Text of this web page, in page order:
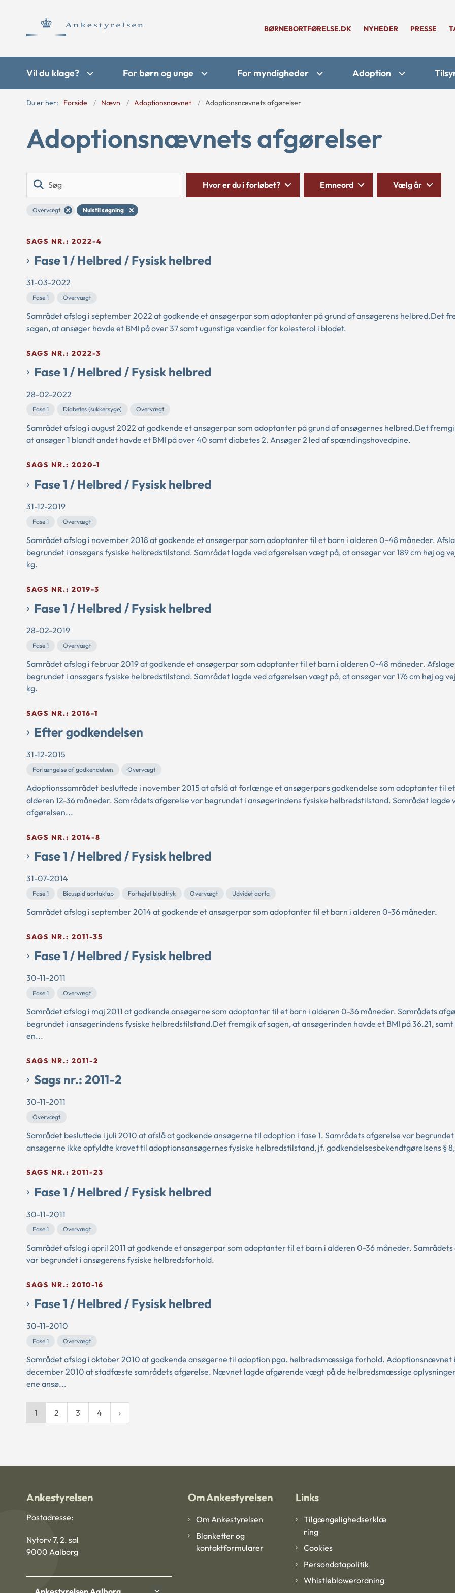
BØRNEBORTFØRELSE.DK NYHEDER PRESSE
Vil du klage? For børn og unge For myndigheder Adoption
Du er her: Forside Nævn Adoptionsnævnet Adoptionsnævnets afgørelser
Adoptionsnævnets afgørelser
Hvor er du i forløbet? Emneord Vælg år
Overvægt Nulstil søgning
SAGS NR.: 2022-4
Fase 1 / Helbred / Fysisk helbred
31-03-2022
Fase 1 Overvægt
Samrådet afslog i september 2022 at godkende et ansøgerpar som adoptanter på grund af ansøgerens helbred.Det
sagen, at ansøger havde et BMI på over 37 samt ugunstige værdier for kolesterol i blodet.
SAGS NR.: 2022-3
Fase 1 / Helbred / Fysisk helbred
28-02-2022
Fase 1 Diabetes (sukkersyge) Overvægt
Samrådet afslog i august 2022 at godkende et ansøgerpar som adoptanter på grund af ansøgernes helbred.Det
at ansøger 1 blandt andet havde et BMI på over 40 samt diabetes 2. Ansøger 2 led af spændingshovedpine.
SAGS NR.: 2020-1
Fase 1 / Helbred / Fysisk helbred
31-12-2019
Fase 1 Overvægt
Samrådet afslog i november 2018 at godkende et ansøgerpar som adoptanter til et barn i alderen 0-48 måneder.
begrundet i ansøgers fysiske helbredstilstand. Samrådet lagde ved afgørelsen vægt på, at ansøger var 189 cm høj og
kg.
SAGS NR.: 2019-3
Fase 1 / Helbred / Fysisk helbred
28-02-2019
Fase 1 Overvægt
Samrådet afslog i februar 2019 at godkende et ansøgerpar som adoptanter til et barn i alderen 0-48 måneder.
begrundet i ansøgers fysiske helbredstilstand. Samrådet lagde ved afgørelsen vægt på, at ansøger var 176 cm høj og
kg.
SAGS NR.: 2016-1
Efter godkendelsen
31-12-2015
Forlængelse af godkendelsen Overvægt
Adoptionssamrådet besluttede i november 2015 at afslå at forlænge et ansøgerpars godkendelse som adoptanter til
alderen 12-36 måneder. Samrådets afgørelse var begrundet i ansøgerindens fysiske helbredstilstand. Samrådet lagde
afgørelsen...
SAGS NR.: 2014-8
Fase 1 / Helbred / Fysisk helbred
31-07-2014
Fase 1 Bicuspid aortaklap Forhøjet blodtryk Overvægt Udvidet aorta
Samrådet afslog i september 2014 at godkende et ansøgerpar som adoptanter til et barn i alderen 0-36 måneder.
SAGS NR.: 2011-35
Fase 1 / Helbred / Fysisk helbred
30-11-2011
Fase 1 Overvægt
Samrådet afslog i maj 2011 at godkende ansøgerne som adoptanter til et barn i alderen 0-36 måneder. Samrådets
begrundet i ansøgerindens fysiske helbredstilstand.Det fremgik af sagen, at ansøgerinden havde et BMI på 36.21, samt
en...
SAGS NR.: 2011-2
Sags nr.: 2011-2
30-11-2011
Overvægt
Samrådet besluttede i juli 2010 at afslå at godkende ansøgerne til adoption i fase 1. Samrådets afgørelse var
ansøgerne ikke opfyldte kravet til adoptionsansøgernes fysiske helbredstilstand, jf. godkendelsesbekendtgørelsens §
SAGS NR.: 2011-23
Fase 1 / Helbred / Fysisk helbred
30-11-2011
Fase 1 Overvægt
Samrådet afslog i april 2011 at godkende et ansøgerpar som adoptanter til et barn i alderen 0-36 måneder.
var begrundet i ansøgerens fysiske helbredsforhold.
SAGS NR.: 2010-16
Fase 1 / Helbred / Fysisk helbred
30-11-2010
Fase 1 Overvægt
Samrådet afslog i oktober 2010 at godkende ansøgerne til adoption pga. helbredsmæssige forhold. Adoptionsnævnet
december 2010 at stadfæste samrådets afgørelse. Nævnet lagde afgørende vægt på de helbredsmæssige
ene ansø...
1 2 3 4
Ankestyrelsen
Postadresse:
Nytorv 7, 2. sal
9000 Aalborg
Om Ankestyrelsen
Om Ankestyrelsen
Blanketter og
kontaktformularer
Links
Tilgængelighedserklæ
ring
Cookies
Persondatapolitik
Whistleblowerordning